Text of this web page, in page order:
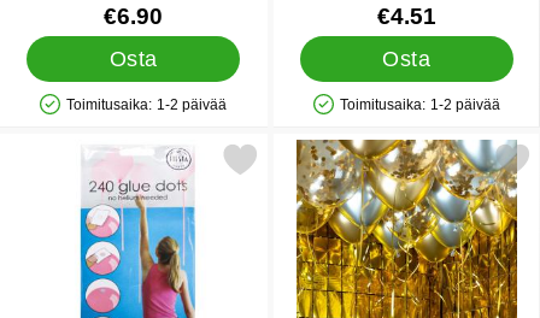
Tuote.nro 41434
€6.90
Osta
Saatavuus: Varastossa
Toimitusaika: 1-2 päivää
Tuote.nro 31509
€4.51
Osta
Saatavuus: Varastossa
Toimitusaika: 1-2 päivää
Merkitse teippipilkut Ilmapalloille suosikiksi
Merkitse ilmapallokatto